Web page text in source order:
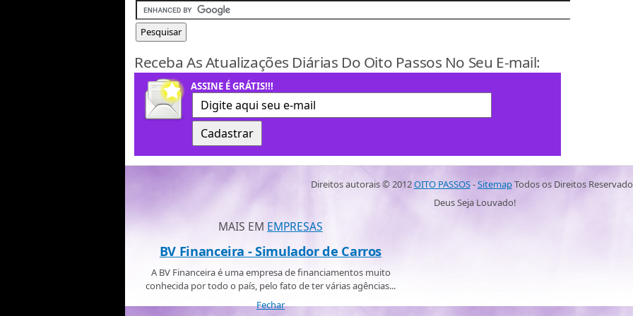
Receba As Atualizações Diárias Do Oito Passos No Seu E-mail:
ASSINE É GRÁTIS!!!
Direitos autorais © 2012OITO PASSOS-SitemapTodos os Direitos
Deus Seja Louvado!
MAIS EM EMPRESAS
BV Financeira - Simulador de Carros
A BV Financeira é uma empresa de financiamentos muito
conhecida por todo o país, pelo fato de ter várias agências...
Fechar